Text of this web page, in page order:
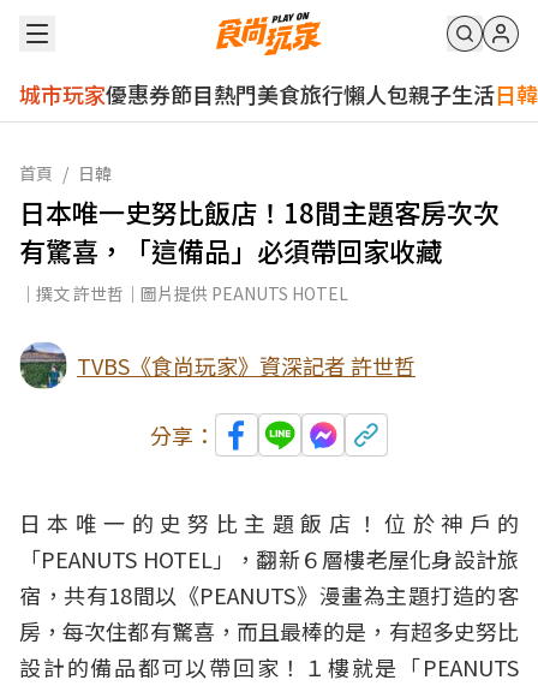
城市玩家優惠券節目熱門美食旅行懶人包親子生活日韓
首頁 / 日韓
日本唯一史努比飯店！18間主題客房次次
有驚喜，「這備品」必須帶回家收藏
｜撰文 許世哲｜圖片提供 PEANUTS HOTEL
TVBS《食尚玩家》資深記者 許世哲
分享：
日本唯一的史努比主題飯店！位於神戶的
「PEANUTS HOTEL」，翻新６層樓老屋化身設計旅
宿，共有18間以《PEANUTS》漫畫為主題打造的客
房，每次住都有驚喜，而且最棒的是，有超多史努比
設計的備品都可以帶回家！１樓就是「PEANUTS